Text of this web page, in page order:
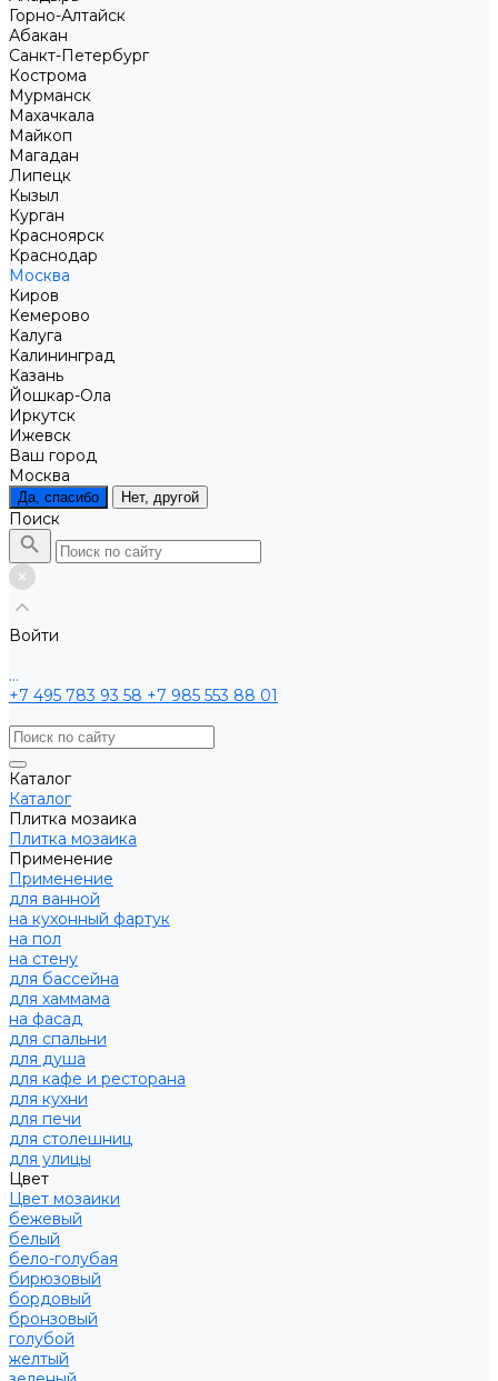
Горно-Алтайск
Абакан
Санкт-Петербург
Кострома
Мурманск
Махачкала
Майкоп
Магадан
Липецк
Кызыл
Курган
Красноярск
Краснодар
Москва
Киров
Кемерово
Калуга
Калининград
Казань
Йошкар-Ола
Иркутск
Ижевск
Ваш город
Москва
Да, спасибо Нет, другой
Поиск
Войти
...
+7 495 783 93 58 +7 985 553 88 01
Каталог
Каталог
Плитка мозаика
Плитка мозаика
Применение
Применение
для ванной
на кухонный фартук
на пол
на стену
для бассейна
для хаммама
на фасад
для спальни
для душа
для кафе и ресторана
для кухни
для печи
для столешниц
для улицы
Цвет
Цвет мозаики
бежевый
белый
бело-голубая
бирюзовый
бордовый
бронзовый
голубой
желтый